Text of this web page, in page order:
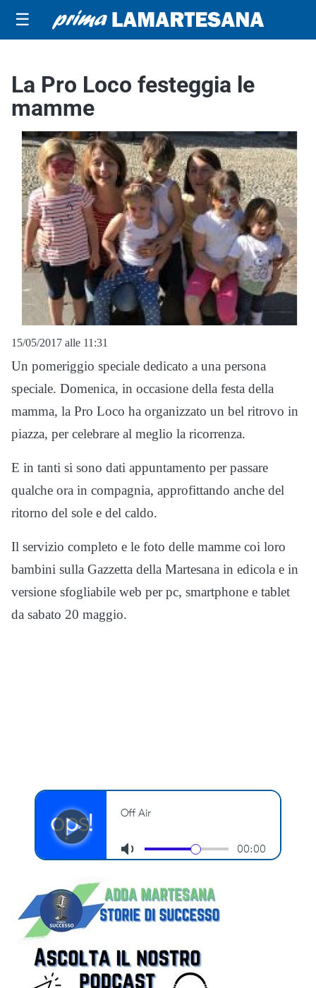
☰
La Pro Loco festeggia le
mamme
15/05/2017 alle 11:31
Un pomeriggio speciale dedicato a una persona
speciale. Domenica, in occasione della festa della
mamma, la Pro Loco ha organizzato un bel ritrovo in
piazza, per celebrare al meglio la ricorrenza.
E in tanti si sono dati appuntamento per passare
qualche ora in compagnia, approfittando anche del
ritorno del sole e del caldo.
Il servizio completo e le foto delle mamme coi loro
bambini sulla Gazzetta della Martesana in edicola e in
versione sfogliabile web per pc, smartphone e tablet
da sabato 20 maggio.